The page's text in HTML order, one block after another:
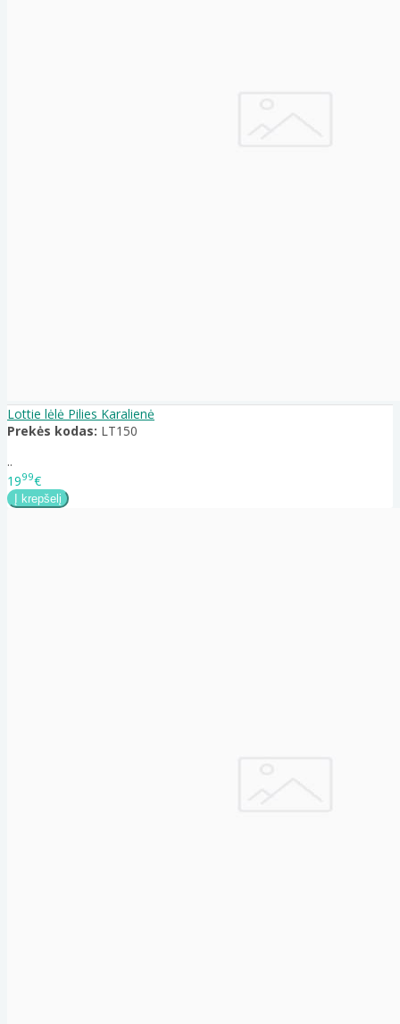
Lottie lėlė Pilies Karalienė
Prekės kodas: LT150
..
1999€